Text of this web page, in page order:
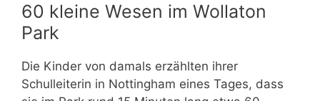
60 kleine Wesen im Wollaton
Park
Die Kinder von damals erzählten ihrer
Schulleiterin in Nottingham eines Tages, dass